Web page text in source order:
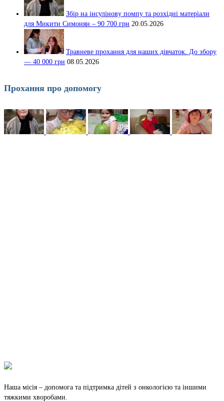
Збір на інсулінову помпу та розхідні матеріали
для Микити Симонян – 90 700 грн 20.05.2026
Травневе прохання для наших дівчаток. До збору
— 40 000 грн 08.05.2026
Прохання про допомогу
Наша місія – допомога та підтримка дітей з онкологією та іншими
тяжкими хворобами.